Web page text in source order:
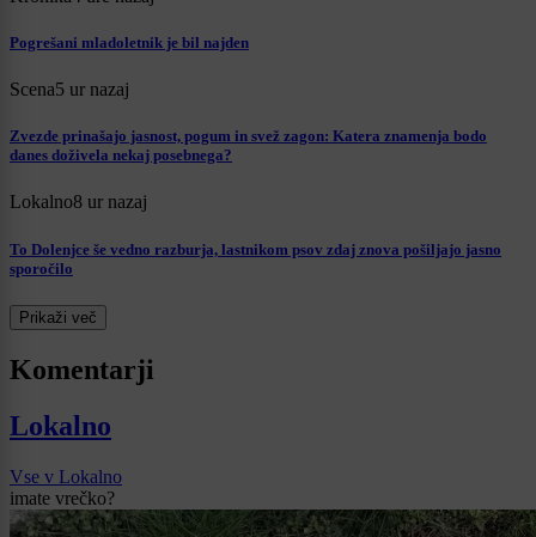
Pogrešani mladoletnik je bil najden
Scena5 ur nazaj
Zvezde prinašajo jasnost, pogum in svež zagon: Katera znamenja bodo
danes doživela nekaj posebnega?
Lokalno8 ur nazaj
To Dolenjce še vedno razburja, lastnikom psov zdaj znova pošiljajo jasno
sporočilo
Prikaži več
Komentarji
Lokalno
Vse v Lokalno
imate vrečko?